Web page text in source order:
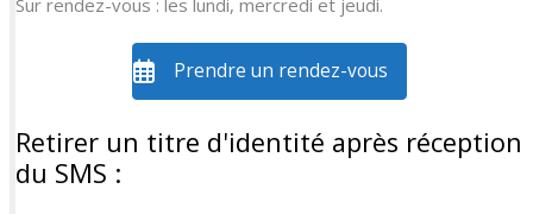
Prendre un rendez-vous
Retirer un titre d'identité après réception
du SMS :